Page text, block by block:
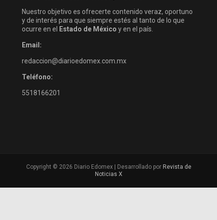
Nuestro objetivo es ofrecerte contenido veraz, oportuno
y de interés para que siempre estés al tanto de lo que
ocurre en el
Estado de México y en el país.
Email:
redaccion@diarioedomex.com.mx
Teléfono:
5518166201
Copyright © 2026 Diario Edomex | Desarrollado por Revista de
Noticias X